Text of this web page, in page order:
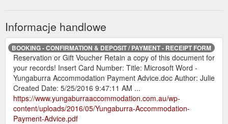
Informacje handlowe
BOOKING - CONFIRMATION & DEPOSIT / PAYMENT - RECEIPT FORM
Reservation or Gift Voucher Retain a copy of this document for
your records! Insert Card Number: Title: Microsoft Word -
Yungaburra Accommodation Payment Advice.doc Author: Julie
Created Date: 5/25/2016 9:47:11 AM ...
https://www.yungaburraaccommodation.com.au/wp-
content/uploads/2016/05/Yungaburra-Accommodation-
Payment-Advice.pdf